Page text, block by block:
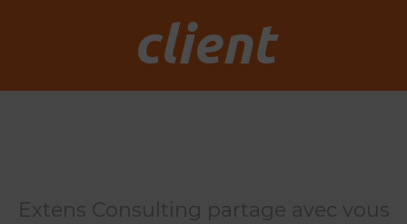
client
Extens Consulting partage avec vous